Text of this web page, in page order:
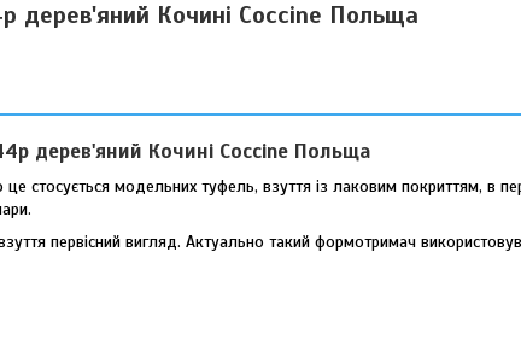
Кочині Coccine Польща
дерев'яний Кочині Coccine Польща
стосується модельних туфель, взуття із лаковим покриттям, в
первісний вигляд. Актуально такий формотримач